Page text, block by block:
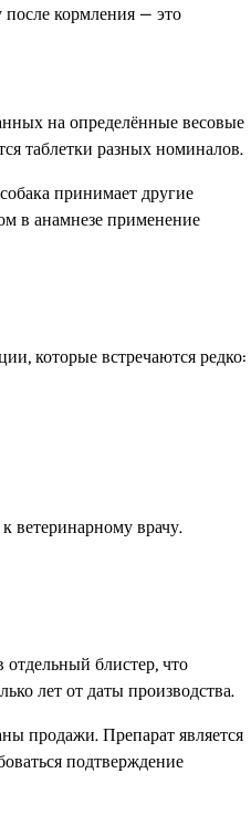
после кормления — это
на определённые весовые
таблетки разных номиналов.
принимает другие
в анамнезе применение
которые встречаются редко:
ветеринарному врачу.
отдельный блистер, что
лет от даты производства.
продажи. Препарат является
подтверждение